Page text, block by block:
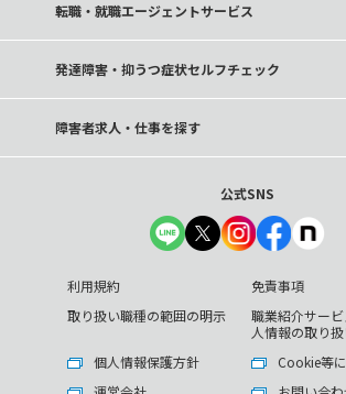
転職・就職エージェントサービス
発達障害・抑うつ症状セルフチェック
障害者求人・仕事を探す
公式SNS
利用規約
免責事項
取り扱い職種の範囲の明示
職業紹介サー
人情報の取り
個人情報保護方針
Cookie等